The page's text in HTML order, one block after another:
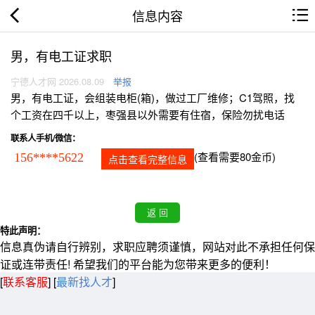
信息内容
男，有电工证求职
宁德人才网 2026.08.09 举报
男，有电工证，会组装电柜(箱)，做过工厂维修；C1驾照，找
个工资在四千以上，枣强县以外需要有住宿，保险勿扰电话
联系人手机/微信：
156****5622 点击查看完整信息 (查看需要80金币)
特此声明：
信息真伪请自行辨别，求职应聘须谨慎，网站对此不承担任何保
证或连带责任! 希望我们的平台能为您带来更多的便利！
[联系客服] [最新找人才]